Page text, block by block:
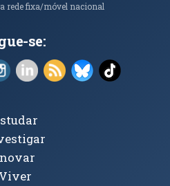
rede fixa/móvel nacional
se:
em nova janela)
nova janela)
(abre em nova janela)
Instagram (abre em nova janela)
LinkedIn (abre em nova
RSS (abre em nova
Bluesky (abre
TikTok
Viver